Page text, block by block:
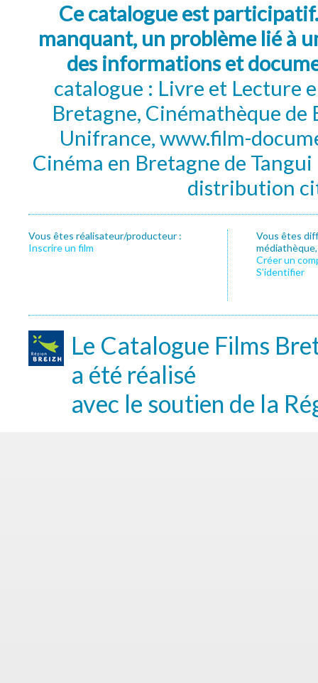
Ce catalogue est
manquant, un problème lié à
des informations et
catalogue : Livre et Lecture
Bretagne, Cinémathèque de
Unifrance, www.film-
Cinéma en Bretagne de
distribution
Vous êtes réalisateur/producteur :
Inscrire un film
Vous êtes
Créer un
S’identifier
Le Catalogue Films
a été réalisé
avec le soutien de la